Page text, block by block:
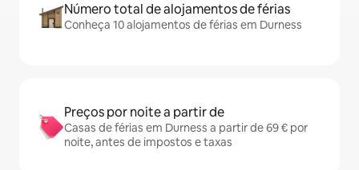
Número total de alojamentos de férias
Conheça 10 alojamentos de férias em Durness
Preços por noite a partir de
Casas de férias em Durness a partir de 69 € por
noite, antes de impostos e taxas